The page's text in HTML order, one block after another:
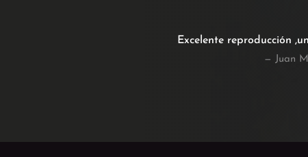
Excelente reproducción
— Juan